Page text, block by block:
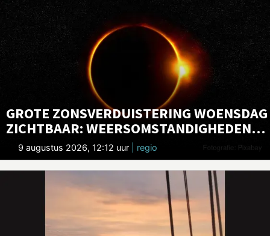
GROTE ZONSVERDUISTERING WOENSDAG
ZICHTBAAR: WEERSOMSTANDIGHEDEN
LIJKEN GUNSTIG
9 augustus 2026, 12:12 uur | regio